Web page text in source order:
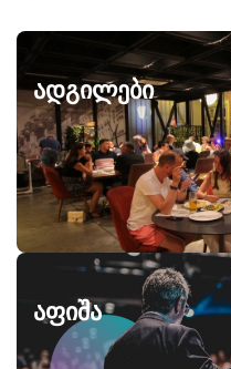
ადგილები
აფიშა